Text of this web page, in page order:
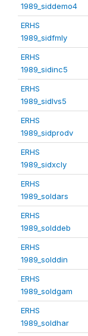
1989_siddemo4
ERHS
1989_sidfmly
ERHS
1989_sidinc5
ERHS
1989_sidlvs5
ERHS
1989_sidprodv
ERHS
1989_sidxcly
ERHS
1989_soldars
ERHS
1989_solddeb
ERHS
1989_solddin
ERHS
1989_soldgam
ERHS
1989_soldhar